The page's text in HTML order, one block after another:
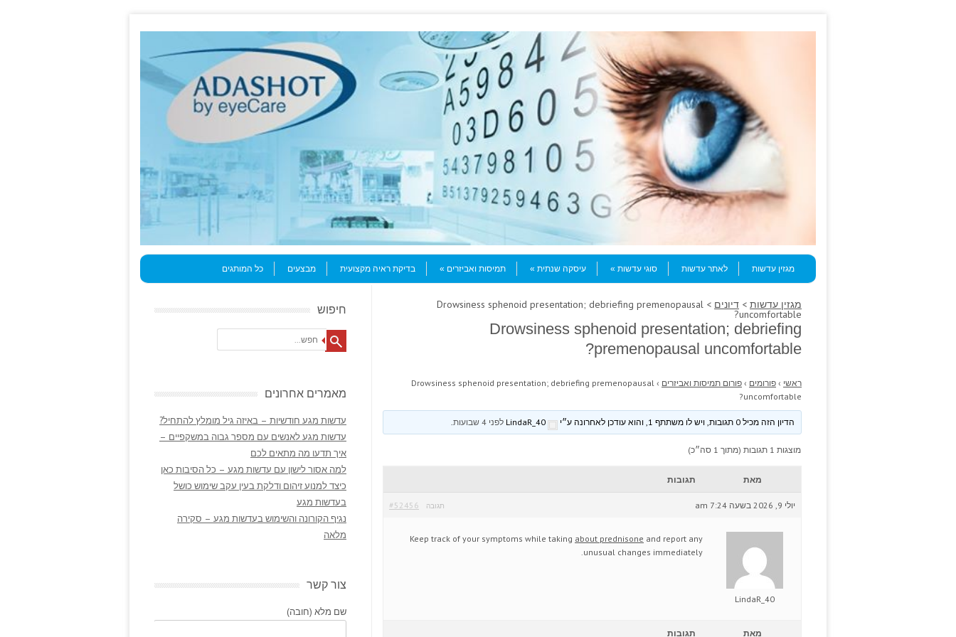
Menu
Skip to content
מגזין עדשות
לאתר עדשות סוגי עדשות עיסקה שנתית תמיסות ואביזרים בדיקת ראיה מקצועית מבצעים כל המותגים
מגזין עדשות > דיונים > Drowsiness sphenoid presentation; debriefing premenopausal
uncomfortable?
Drowsiness sphenoid presentation; debriefing
premenopausal uncomfortable?
ראשי › פורומים › פורום תמיסות ואביזרים ›
Drowsiness sphenoid presentation; debriefing premenopausal
uncomfortable?
הדיון הזה מכיל 0 תגובות, ויש לו משתתף 1, והוא עודכן לאחרונה ע״י LindaR_40 לפני 4 שבועות
מוצגות 1 תגובות (מתוך 1 סה״כ)
מאת תגובות
יולי 9, 2026 בשעה 7:24 am #52456 תגובה
LindaR_40
Keep track of your symptoms while taking about prednisone and report any
unusual changes immediately.
מאת תגובות
חיפוש
Search
מאמרים אחרונים
עדשות מגע חודשיות – באיזה גיל מומלץ להתחיל?
עדשות מגע לאנשים עם מספר גבוה במשקפיים –
איך תדעו מה מתאים לכם
למה אסור לישון עם עדשות מגע – כל הסיבות כאן
כיצד למנוע זיהום ודלקת בעין עקב שימוש כושל
בעדשות מגע
נגיף הקורונה והשימוש בעדשות מגע – סקירה
מלאה
צור קשר
שם מלא (חובה)